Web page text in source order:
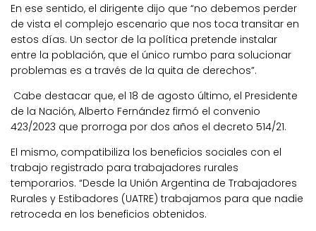
En ese sentido, el dirigente dijo que “no debemos perder
de vista el complejo escenario que nos toca transitar en
estos días. Un sector de la política pretende instalar
entre la población, que el único rumbo para solucionar
problemas es a través de la quita de derechos”.
Cabe destacar que, el 18 de agosto último, el Presidente
de la Nación, Alberto Fernández firmó el convenio
423/2023 que prorroga por dos años el decreto 514/21.
El mismo, compatibiliza los beneficios sociales con el
trabajo registrado para trabajadores rurales
temporarios. “Desde la Unión Argentina de Trabajadores
Rurales y Estibadores (UATRE) trabajamos para que nadie
retroceda en los beneficios obtenidos.